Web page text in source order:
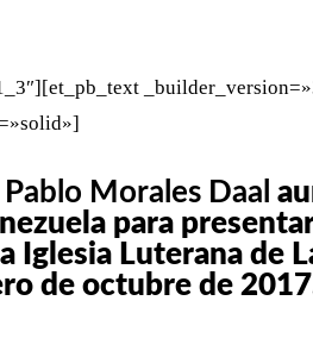
Morales Daal
para
Iglesia Luterana de
de octubre de